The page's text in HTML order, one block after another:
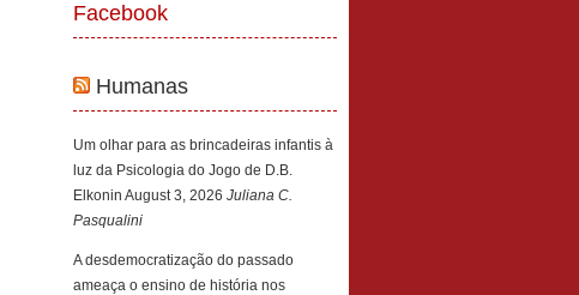
Facebook
Humanas
Um olhar para as brincadeiras infantis à
luz da Psicologia do Jogo de D.B.
Elkonin August 3, 2026 Juliana C.
Pasqualini
A desdemocratização do passado
ameaça o ensino de história nos